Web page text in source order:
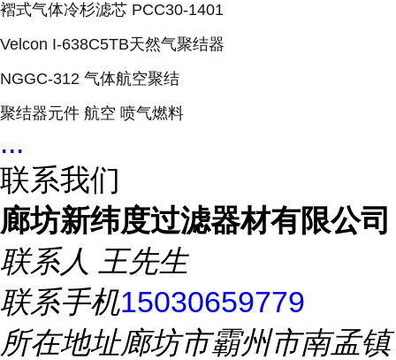
褶式气体冷杉滤芯 PCC30-1401
Velcon I-638C5TB天然气聚结器
NGGC-312 气体航空聚结
聚结器元件 航空 喷气燃料
...
联系我们
廊坊新纬度过滤器材有限公司
联系人 王先生
联系手机15030659779
所在地址廊坊市霸州市南孟镇